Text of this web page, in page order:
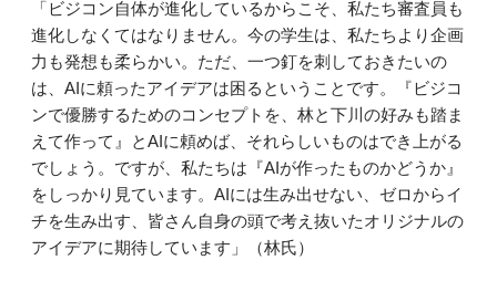
「ビジコン自体が進化しているからこそ、私たち審査員も
進化しなくてはなりません。今の学生は、私たちより企画
力も発想も柔らかい。ただ、一つ釘を刺しておきたいの
は、AIに頼ったアイデアは困るということです。『ビジコ
ンで優勝するためのコンセプトを、林と下川の好みも踏ま
えて作って』とAIに頼めば、それらしいものはでき上がる
でしょう。ですが、私たちは『AIが作ったものかどうか』
をしっかり見ています。AIには生み出せない、ゼロからイ
チを生み出す、皆さん自身の頭で考え抜いたオリジナルの
アイデアに期待しています」（林氏）